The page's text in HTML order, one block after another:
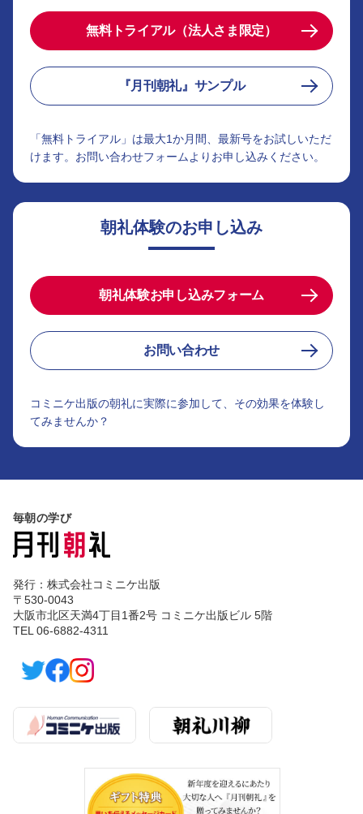
無料トライアル（法人さま限定）
『月刊朝礼』サンプル
「無料トライアル」は最大1か月間、最新号をお試しいただ
けます。お問い合わせフォームよりお申し込みください。
朝礼体験のお申し込み
朝礼体験お申し込みフォーム
お問い合わせ
コミニケ出版の朝礼に実際に参加して、その効果を体験し
てみませんか？
毎朝の学び
発行：株式会社コミニケ出版
〒530-0043
大阪市北区天満4丁目1番2号 コミニケ出版ビル 5階
TEL 06-6882-4311